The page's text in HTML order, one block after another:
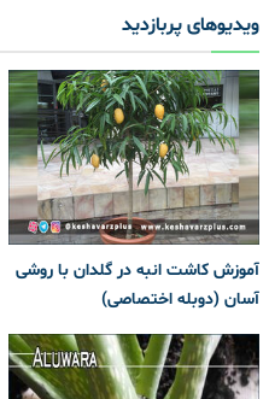
ویدیوهای پربازدید
آموزش کاشت انبه در گلدان با روشی
آسان (دوبله اختصاصی)